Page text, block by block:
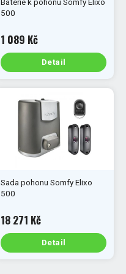
Baterie k pohonu Somfy Elixo
500
1 089 Kč
Detail
Sada pohonu Somfy Elixo
500
18 271 Kč
Detail